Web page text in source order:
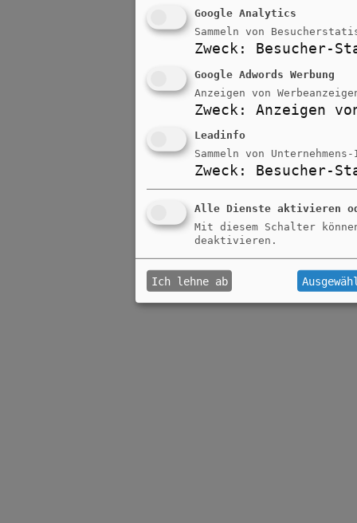
Google Analytics
Sammeln von
Zweck : Besucher-
Google Adwords Werbung
Anzeigen von
Zweck : Anzeigen
Leadinfo
Sammeln von
Zweck: Besucher-
Alle Dienste aktivieren
Mit diesem Schalter
deaktivieren.
Ich lehne ab